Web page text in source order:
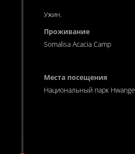
Ужин.
Somalisa Acacia Camp
Национальный парк Hwange